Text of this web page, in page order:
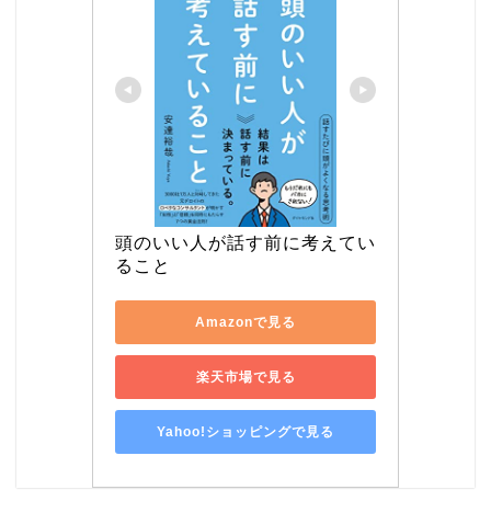
頭のいい人が話す前に考えてい
ること
Amazonで見る
楽天市場で見る
Yahoo!ショッピングで見る